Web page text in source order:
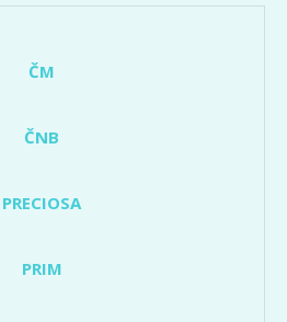
ČM
ČNB
PRECIOSA
PRIM